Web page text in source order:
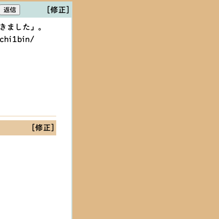
[修正]
ました」。
[修正]